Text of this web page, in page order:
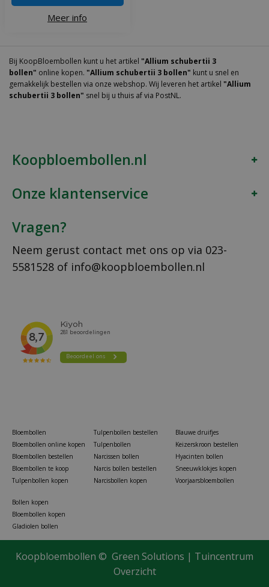
Allium schubertii 3 bollen
Meer info
Bij KoopBloembollen kunt u het artikel "Allium schubertii 3
bollen" online kopen. "Allium schubertii 3 bollen" kunt u snel en
gemakkelijk bestellen via onze webshop. Wij leveren het artikel "Allium
schubertii 3 bollen" snel bij u thuis af via PostNL.
Koopbloembollen.nl
Onze klantenservice
Vragen?
Neem gerust contact met ons op via 023-
5581528 of info@koopbloembollen.nl
Bloembollen
Bloembollen online kopen
Bloembollen bestellen
Bloembollen te koop
Tulpenbollen kopen
Tulpenbollen bestellen
Tulpenbollen
Narcissen bollen
Narcis bollen bestellen
Narcisbollen kopen
Blauwe druifjes
Keizerskroon bestellen
Hyacinten bollen
Sneeuwklokjes kopen
Voorjaarsbloembollen
Bollen kopen
Bloembollen kopen
Gladiolen bollen
Koopbloembollen © Green Solutions | Tuincentrum
Overzicht